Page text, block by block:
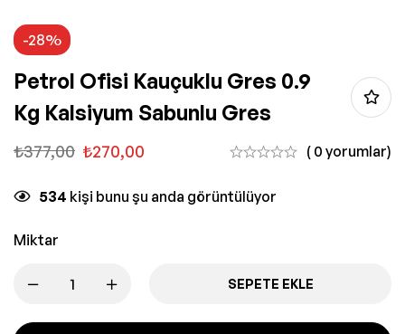
-28%
Petrol Ofisi Kauçuklu Gres 0.9
Kg Kalsiyum Sabunlu Gres
₺377,00 ₺270,00 ( 0 yorumlar)
534 kişi bunu şu anda görüntülüyor
Miktar
SEPETE EKLE